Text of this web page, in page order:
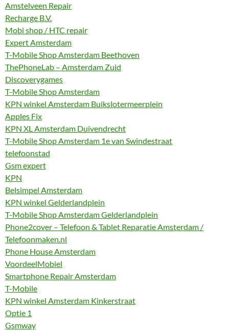
Amstelveen Repair
Recharge B.V.
Mobi shop / HTC repair
Expert Amsterdam
T-Mobile Shop Amsterdam Beethoven
ThePhoneLab – Amsterdam Zuid
Discoverygames
T-Mobile Shop Amsterdam
KPN winkel Amsterdam Buikslotermeerplein
Apples Fix
KPN XL Amsterdam Duivendrecht
T-Mobile Shop Amsterdam 1e van Swindestraat
telefoonstad
Gsm expert
KPN
Belsimpel Amsterdam
KPN winkel Gelderlandplein
T-Mobile Shop Amsterdam Gelderlandplein
Phone2cover – Telefoon & Tablet Reparatie Amsterdam /
Telefoonmaken.nl
Phone House Amsterdam
VoordeelMobiel
Smartphone Repair Amsterdam
T-Mobile
KPN winkel Amsterdam Kinkerstraat
Optie 1
Gsmway